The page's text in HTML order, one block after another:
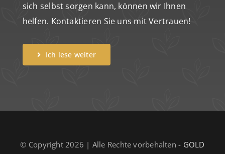
sich selbst sorgen kann, können wir Ihnen
helfen. Kontaktieren Sie uns mit Vertrauen!
Ich lese weiter
© Copyright 2026 | Alle Rechte vorbehalten - GOLD